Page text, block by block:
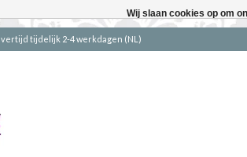
tijdelijk 2-4 werkdagen (NL)
Wij slaan cookies op om